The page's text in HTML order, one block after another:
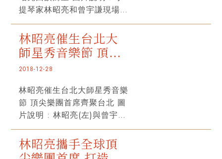
Harrell)以及阿姆斯特丹皇家
大會堂管弦樂團長笛首席艾蜜
17天課程讓亞洲音樂學子得以
親炙大師。 林昭亮表示，
「台灣音樂學子的個人演奏技
中，合奏的觀念與技術也相當
重要，管絃樂團與室內樂的經
驗決定你是否能在樂團招考的
過程中，發揮自己的水準。」
林昭亮說，這次的音樂節第一
周將會加強個別學子音樂訓
提琴家林昭亮和曾宇謙現場合
奏。 蕃新聞 | 文 陳小凌 |
2018-12-28 旅美多年，活躍
於國際樂壇的小提琴家林昭
亮，不僅對各國的音樂環境有
深刻的理解，更長期關注文化
環境與臺灣演奏家的職涯發
展。大師星秀音樂節計畫在林
昭亮心中已醞釀十年，如今夢
想開始，除擔任藝術總監，邀
授課，自明年8月2日至18日
林昭亮催生台北大
師星秀音樂節 頂尖
樂團首席齊聚台北
2018-12-28
林昭亮催生台北大師星秀音樂
節 頂尖樂團首席齊聚台北 圖
片說明 : 林昭亮(左)與曾宇謙
(右)兩位不同世代知名小提琴
難得聯手同台演出，宣告首屆
台北大師星秀音樂節將於
林昭亮攜手全球頂